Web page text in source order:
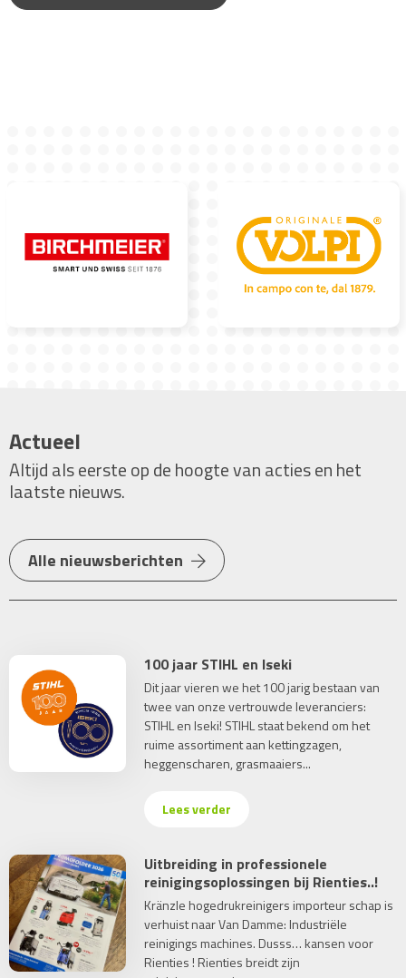
Actueel
Altijd als eerste op de hoogte van acties en het
laatste nieuws.
Alle nieuwsberichten
100 jaar STIHL en Iseki
Dit jaar vieren we het 100 jarig bestaan van
twee van onze vertrouwde leveranciers:
STIHL en Iseki! STIHL staat bekend om het
ruime assortiment aan kettingzagen,
heggenscharen, grasmaaiers...
Lees verder
Uitbreiding in professionele
reinigingsoplossingen bij Rienties..!
Kränzle hogedrukreinigers importeur schap is
verhuist naar Van Damme: Industriële
reinigings machines. Dusss… kansen voor
Rienties ! Rienties breidt zijn